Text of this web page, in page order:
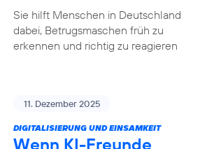
Sie hilft Menschen in Deutschland
dabei, Betrugsmaschen früh zu
erkennen und richtig zu reagieren
11. Dezember 2025
DIGITALISIERUNG UND EINSAMKEIT
Wenn KI-Freunde